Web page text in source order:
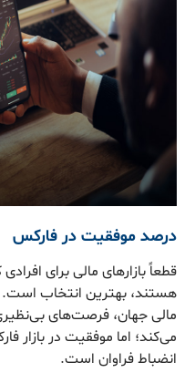
درصد موفقیت در فارکس
قطعاً بازارهای مالی برای
هستند، بهترین انتخاب است.
مالی جهان، فرصت‌های
می‌کند؛ اما موفقیت در بازار
انضباط فراوان است.